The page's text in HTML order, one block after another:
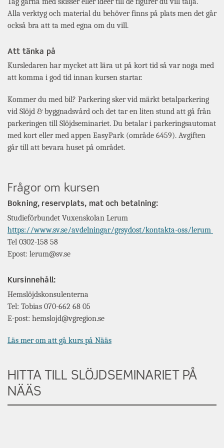
Alla verktyg och material du behöver finns på plats men det går
också bra att ta med egna om du vill.
Att tänka på
Kursledaren har mycket att lära ut på kort tid så var noga med
att komma i god tid innan kursen startar.
Kommer du med bil? Parkering sker vid märkt betalparkering
vid Slöjd & byggnadsvård och det tar en liten stund att gå från
parkeringen till Slöjdseminariet. Du betalar i parkeringsautomat
med kort eller med appen EasyPark (område 6459). Avgiften
går till att bevara huset på området.
Frågor om kursen
Bokning, reservplats, mat och betalning:
Studieförbundet Vuxenskolan Lerum
https://www.sv.se/avdelningar/grsydost/kontakta-oss/lerum
Tel 0302-158 58
Epost: lerum@sv.se
Kursinnehåll:
Hemslöjdskonsulenterna
Tel: Tobias 070-662 68 05
E-post: hemslojd@vgregion.se
Läs mer om att gå kurs på Nääs
HITTA TILL SLÖJDSEMINARIET PÅ
NÄÄS